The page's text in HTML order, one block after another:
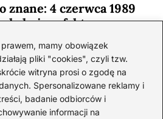
mamy obowiązek
pliki "cookies", czyli tzw.
witryna prosi o zgodę na
Spersonalizowane reklamy i
badanie odbiorców i
informacji na
znane: 4 czerwca 1989
fakty
08-03
o 1. wojnie
— mało znane
i historie
08-02